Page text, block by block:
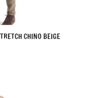
CHINO BEIGE